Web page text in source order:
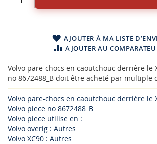
AJOUTER À MA LISTE
AJOUTER AU
Volvo pare-chocs en caoutchouc derrière le
no 8672488_B doit être acheté par multiple
Volvo pare-chocs en caoutchouc derrière le
Volvo piece no 8672488_B
Volvo piece utilise en :
Volvo overig : Autres
Volvo XC90 : Autres